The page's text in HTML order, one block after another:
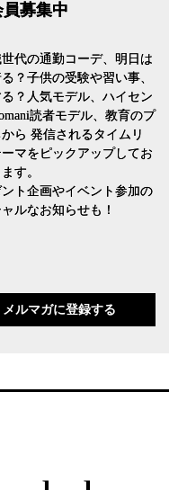
募集中
代の通勤コーデ、明日は
？子供の受験や習い事、
る？人気モデル、ハイセン
読者モデル、教育のプ
ら 発信されるタイムリ
マをピックアップしてお
す。
ト企画やイベント参加の
ルなお知らせも！
メルマガに登録する